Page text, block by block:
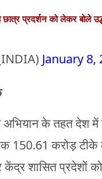
प्रदर्शन को लेकर बोले
January 8,
के तहत देश
150.61 करोड़ टीके
शासित प्रदेशों